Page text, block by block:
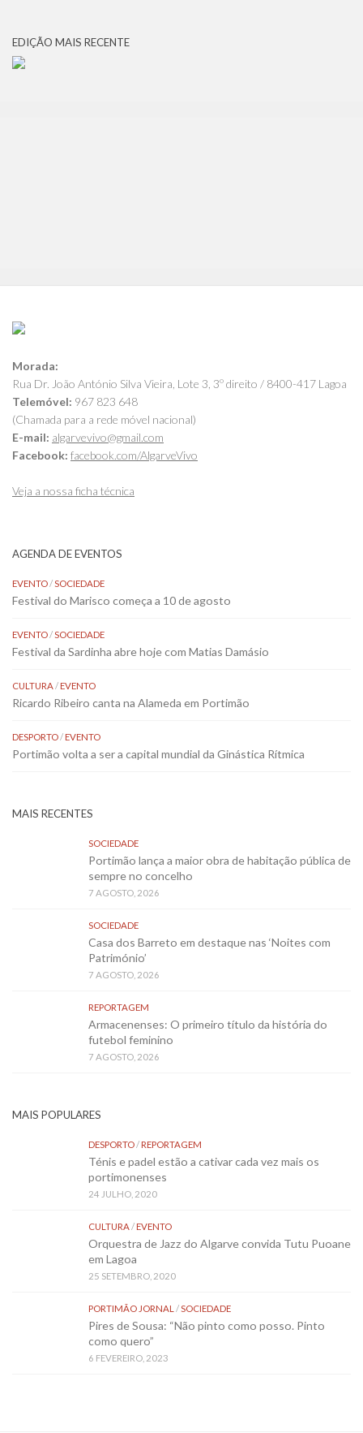
EDIÇÃO MAIS RECENTE
Morada:
Rua Dr. João António Silva Vieira, Lote 3, 3º direito / 8400-417 Lagoa
Telemóvel: 967 823 648
(Chamada para a rede móvel nacional)
E-mail: algarvevivo@gmail.com
Facebook: facebook.com/AlgarveVivo
Veja a nossa ficha técnica
AGENDA DE EVENTOS
EVENTO / SOCIEDADE
Festival do Marisco começa a 10 de agosto
EVENTO / SOCIEDADE
Festival da Sardinha abre hoje com Matias Damásio
CULTURA /EVENTO
Ricardo Ribeiro canta na Alameda em Portimão
DESPORTO /EVENTO
Portimão volta a ser a capital mundial da Ginástica Rítmica
MAIS RECENTES
SOCIEDADE
Portimão lança a maior obra de habitação pública de
sempre no concelho
7 AGOSTO, 2026
SOCIEDADE
Casa dos Barreto em destaque nas ‘Noites com
Património’
7 AGOSTO, 2026
REPORTAGEM
Armacenenses: O primeiro título da história do
futebol feminino
7 AGOSTO, 2026
MAIS POPULARES
DESPORTO /REPORTAGEM
Ténis e padel estão a cativar cada vez mais os
portimonenses
24 JULHO, 2020
CULTURA /EVENTO
Orquestra de Jazz do Algarve convida Tutu Puoane
em Lagoa
25 SETEMBRO, 2020
PORTIMÃO JORNAL / SOCIEDADE
Pires de Sousa: “Não pinto como posso. Pinto
como quero”
6 FEVEREIRO, 2023